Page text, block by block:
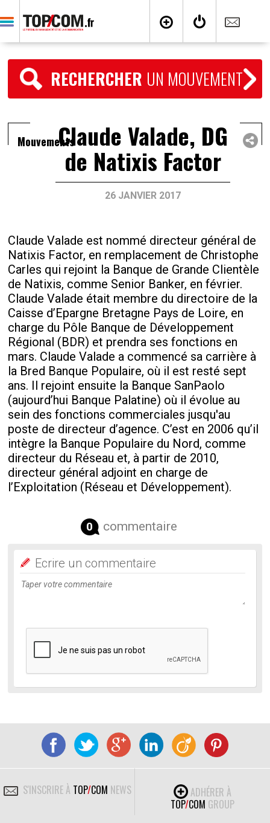
RECHERCHER UN MOUVEMENT
MouvementsClaude Valade, DG
de Natixis Factor
26 JANVIER 2017
Claude Valade est nommé directeur général de
Natixis Factor, en remplacement de Christophe
Carles qui rejoint la Banque de Grande Clientèle
de Natixis, comme Senior Banker, en février.
Claude Valade était membre du directoire de la
Caisse d’Epargne Bretagne Pays de Loire, en
charge du Pôle Banque de Développement
Régional (BDR) et prendra ses fonctions en
mars. Claude Valade a commencé sa carrière à
la Bred Banque Populaire, où il est resté sept
ans. Il rejoint ensuite la Banque SanPaolo
(aujourd’hui Banque Palatine) où il évolue au
sein des fonctions commerciales jusqu'au
poste de directeur d’agence. C’est en 2006 qu’il
intègre la Banque Populaire du Nord, comme
directeur du Réseau et, à partir de 2010,
directeur général adjoint en charge de
l’Exploitation (Réseau et Développement).
0 commentaire
Ecrire un commentaire
S'INSCRIRE À TOP/COM NEWS
ADHÉRER À
TOP/COM GROUP